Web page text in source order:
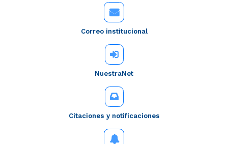
Correo institucional
NuestraNet
Citaciones y notificaciones